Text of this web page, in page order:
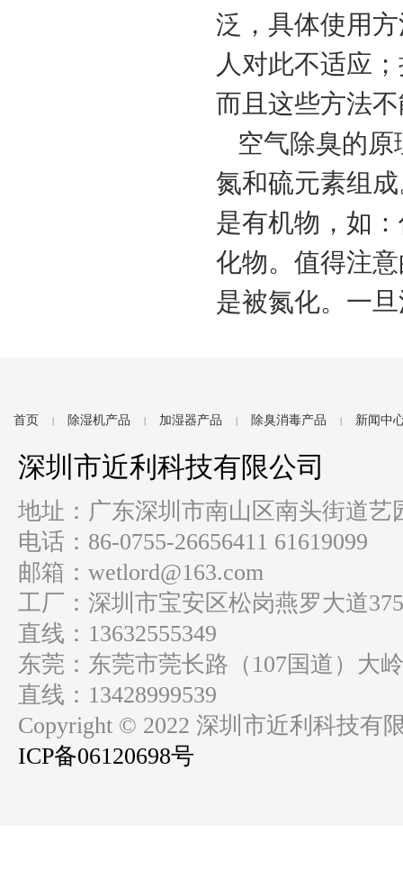
泛，具体使用
人对此不适应
而且这些方法
空气除臭的
氮和硫元素组
是有机物，如
化物。值得注
是被氮化。一
首页 | 除湿机产品 | 加湿器产品 | 除臭消毒产品 | 新闻中
深圳市近利科技有限公司
地址：广东深圳市南山区南头街道艺
电话：86-0755-26656411 61619099
邮箱：wetlord@163.com
工厂：深圳市宝安区松岗燕罗大道
直线：13632555349
东莞：东莞市莞长路（107国道）大
直线：13428999539
Copyright © 2022 深圳市近利科技有
ICP备06120698号